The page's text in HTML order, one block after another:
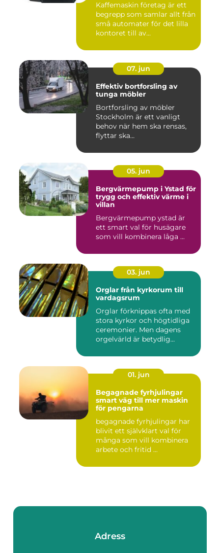
Kaffemaskin företag är ett
begrepp som samlar allt från
små automater för det lilla
kontoret till av...
07. jun
Effektiv bortforsling av
tunga möbler
Bortforsling av möbler
Stockholm är ett vanligt
behov när hem ska rensas,
flyttar ska...
05. jun
Bergvärmepump i Ystad för
trygg och effektiv värme i
villan
Bergvärmepump ystad är
ett smart val för husägare
som vill kombinera låga ...
03. jun
Orglar från kyrkorum till
vardagsrum
Orglar förknippas ofta med
stora kyrkor och högtidliga
ceremonier. Men dagens
orgelvärld är betydlig...
01. jun
Begagnade fyrhjulingar
smart väg till mer maskin
för pengarna
begagnade fyrhjulingar har
blivit ett självklart val för
många som vill kombinera
arbete och fritid ...
Adress